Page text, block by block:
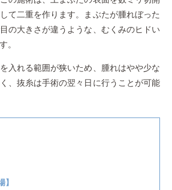
て二重を作ります。まぶたが腫れぼった
の大きさが違うような、むくみのヒドい
。
入れる範囲が狭いため、腫れはやや少な
、抜糸は手術の翌々日に行うことが可能
】